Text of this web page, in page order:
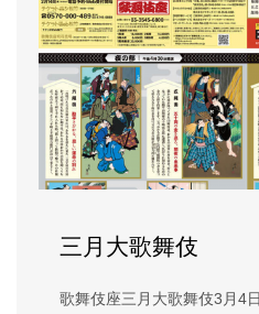
三月大歌舞伎
歌舞伎座三月大歌舞伎3月4